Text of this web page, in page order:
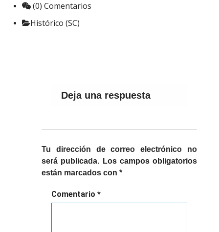
(0) Comentarios
Histórico (SC)
Deja una respuesta
Tu dirección de correo electrónico no
será publicada. Los campos obligatorios
están marcados con *
Comentario *